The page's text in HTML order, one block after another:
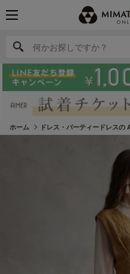
何かお探しですか？
何かお探しですか？
ホーム ドレス・パーティードレスの